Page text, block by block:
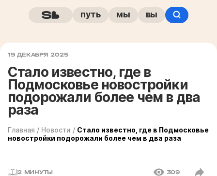
путь мы вы
19 ДЕКАБРЯ 2025
Стало известно, где в
Подмосковье новостройки
подорожали более чем в два
раза
Главная / Новости / Стало известно, где в Подмосковье
новостройки подорожали более чем в два раза
2 МИНУТЫ 309